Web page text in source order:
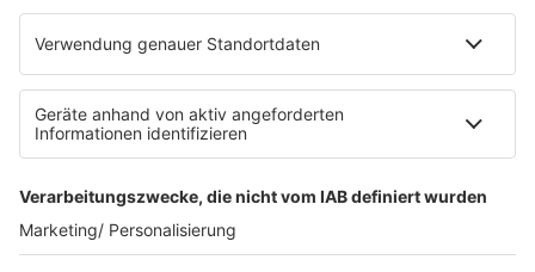
Impressum
Datenschutzerklärung
Datenschutzeinstellungen